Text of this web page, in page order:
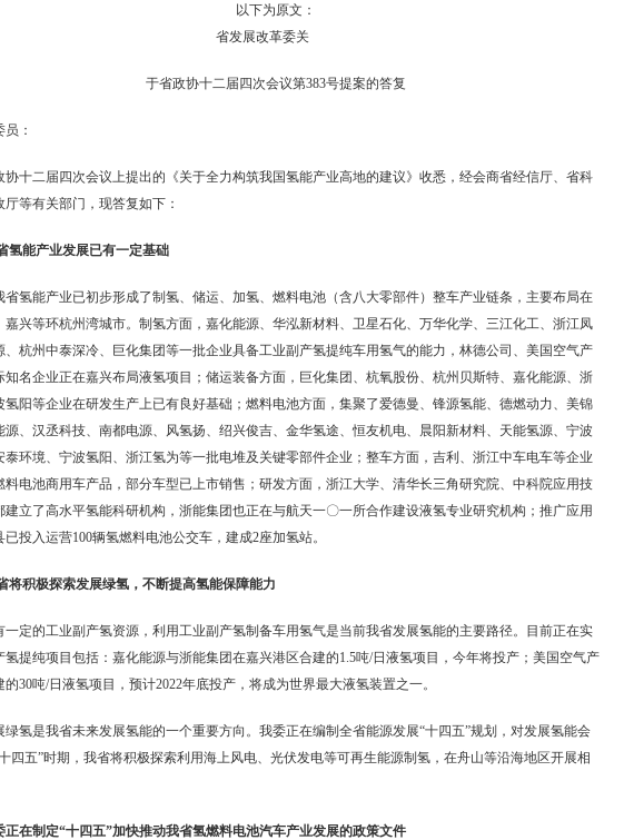
以下为原文：
省发展改革委关
于省政协十二届四次会议第383号提案的答复
员：
协十二届四次会议上提出的《关于全力构筑我国氢能产业高地的建议》收悉，经会商省经信厅、省科
厅等有关部门，现答复如下：
氢能产业发展已有一定基础
省氢能产业已初步形成了制氢、储运、加氢、燃料电池（含八大零部件）整车产业链条，主要布局在
嘉兴等环杭州湾城市。制氢方面，嘉化能源、华泓新材料、卫星石化、万华化学、三江化工、浙江凤
、杭州中泰深冷、巨化集团等一批企业具备工业副产氢提纯车用氢气的能力，林德公司、美国空气产
知名企业正在嘉兴布局液氢项目；储运装备方面，巨化集团、杭氧股份、杭州贝斯特、嘉化能源、浙
氢阳等企业在研发生产上已有良好基础；燃料电池方面，集聚了爱德曼、锋源氢能、德燃动力、美锦
源、汉丞科技、南都电源、风氢扬、绍兴俊吉、金华氢途、恒友机电、晨阳新材料、天能氢源、宁波
泰环境、宁波氢阳、浙江氢为等一批电堆及关键零部件企业；整车方面，吉利、浙江中车电车等企业
料电池商用车产品，部分车型已上市销售；研发方面，浙江大学、清华长三角研究院、中科院应用技
建立了高水平氢能科研机构，浙能集团也正在与航天一〇一所合作建设液氢专业研究机构；推广应用
已投入运营100辆氢燃料电池公交车，建成2座加氢站。
将积极探索发展绿氢，不断提高氢能保障能力
一定的工业副产氢资源，利用工业副产氢制备车用氢气是当前我省发展氢能的主要路径。目前正在实
氢提纯项目包括：嘉化能源与浙能集团在嘉兴港区合建的1.5吨/日液氢项目，今年将投产；美国空气产
的30吨/日液氢项目，预计2022年底投产，将成为世界最大液氢装置之一。
绿氢是我省未来发展氢能的一个重要方向。我委正在编制全省能源发展“十四五”规划，对发展氢能会
四五”时期，我省将积极探索利用海上风电、光伏发电等可再生能源制氢，在舟山等沿海地区开展相
。
正在制定“十四五”加快推动我省氢燃料电池汽车产业发展的政策文件